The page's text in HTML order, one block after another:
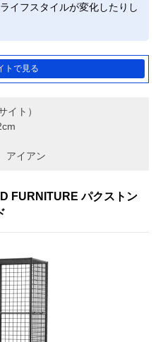
イフスタイルが変化したりし
トで見る
イト）
アイアン
FURNITURE パクストン